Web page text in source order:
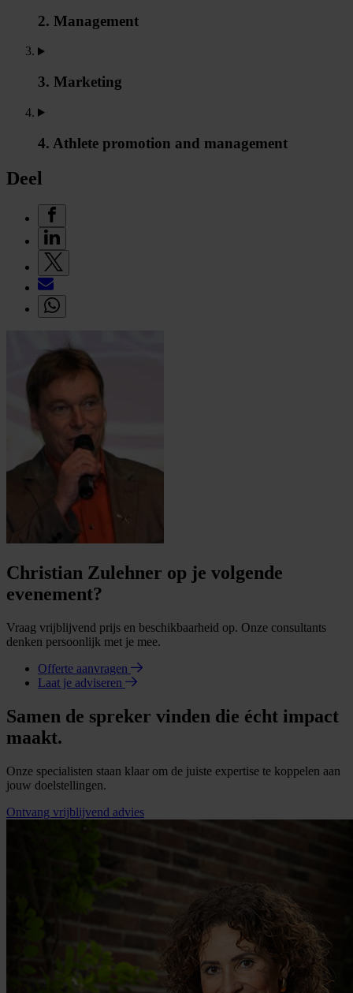
2. Management
3. Marketing
4. Athlete promotion and management
Deel
Christian Zulehner op je volgende
evenement?
Vraag vrijblijvend prijs en beschikbaarheid op. Onze consultants
denken persoonlijk met je mee.
Offerte aanvragen
Laat je adviseren
Samen de spreker vinden die écht impact
maakt.
Onze specialisten staan klaar om de juiste expertise te koppelen aan
jouw doelstellingen.
Ontvang vrijblijvend advies